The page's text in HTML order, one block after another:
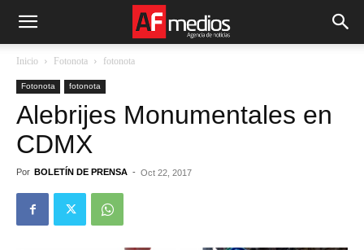
Inicio Fotonota fotonota
Fotonota fotonota
Alebrijes Monumentales en
CDMX
Por BOLETÍN DE PRENSA - Oct 22, 2017